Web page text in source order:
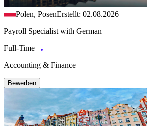
Polen, PosenErstellt: 02.08.2026
Payroll Specialist with German
Full-Time
Accounting & Finance
Bewerben